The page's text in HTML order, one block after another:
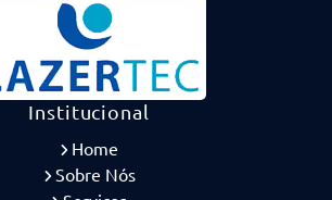
Institucional
Home
Sobre Nós